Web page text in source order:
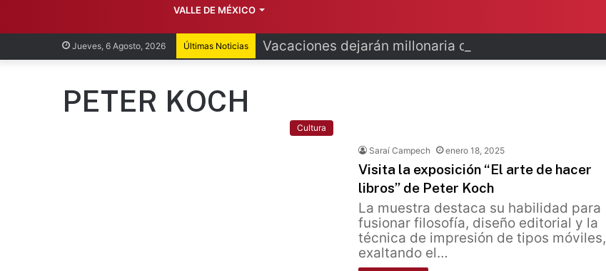
Jueves, 6 Agosto, 2026 Últimas Noticias Vacaciones dejarán millonaria derrama en CDMX
VALLE DE MÉXICO
PETER KOCH
Cultura
Saraí Campech enero 18, 2025
Visita la exposición “El arte de hacer
libros” de Peter Koch
La muestra destaca su habilidad para
fusionar filosofía, diseño editorial y la
técnica de impresión de tipos móviles,
exaltando el…